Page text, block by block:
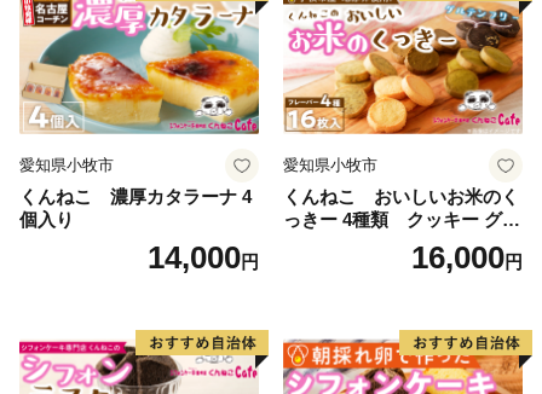
愛知県小牧市
くんねこ 濃厚カタラーナ 4
個入り
14,000円
愛知県小牧市
くんねこ おいしいお米のく
っきー 4種類 クッキー グル
16,000円